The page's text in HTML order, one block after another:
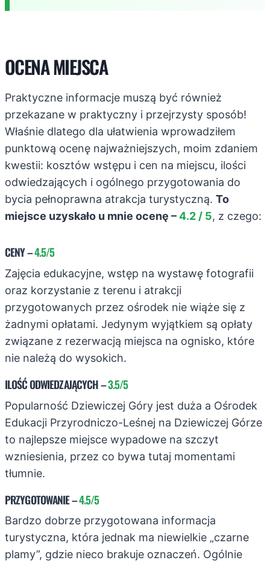
OCENA MIEJSCA
Praktyczne informacje muszą być również
przekazane w praktyczny i przejrzysty sposób!
Właśnie dlatego dla ułatwienia wprowadziłem
punktową ocenę najważniejszych, moim zdaniem
kwestii: kosztów wstępu i cen na miejscu, ilości
odwiedzających i ogólnego przygotowania do
bycia pełnoprawna atrakcja turystyczną. To
miejsce uzyskało u mnie ocenę –4.2 / 5, z czego:
CENY–4.5/5
Zajęcia edukacyjne, wstęp na wystawę fotografii
oraz korzystanie z terenu i atrakcji
przygotowanych przez ośrodek nie wiąże się z
żadnymi opłatami. Jedynym wyjątkiem są opłaty
związane z rezerwacją miejsca na ognisko, które
nie należą do wysokich.
ILOŚĆ ODWIEDZAJĄCYCH–3.5/5
Popularność Dziewiczej Góry jest duża a Ośrodek
Edukacji Przyrodniczo-Leśnej na Dziewiczej Górze
to najlepsze miejsce wypadowe na szczyt
wzniesienia, przez co bywa tutaj momentami
tłumnie.
PRZYGOTOWANIE–4.5/5
Bardzo dobrze przygotowana informacja
turystyczna, która jednak ma niewielkie „czarne
plamy”, gdzie nieco brakuje oznaczeń. Ogólnie